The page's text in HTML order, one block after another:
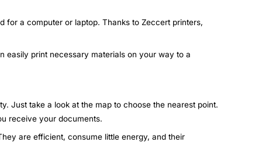
for a computer or laptop. Thanks to Zeccert printers,
easily print necessary materials on your way to a
Just take a look at the map to choose the nearest point.
receive your documents.
are efficient, consume little energy, and their